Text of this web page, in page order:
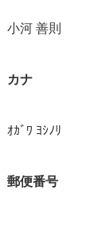
小河 善則
カナ
ｵｶﾞﾜ ﾖｼﾉﾘ
郵便番号